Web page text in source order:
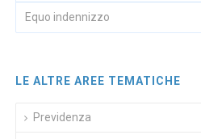
Equo indennizzo
LE ALTRE AREE TEMATICHE
Previdenza